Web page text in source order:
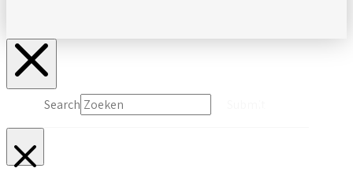
Search